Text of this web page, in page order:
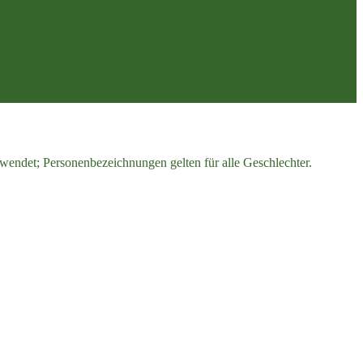
Personenbezeichnungen gelten für alle Geschlechter.